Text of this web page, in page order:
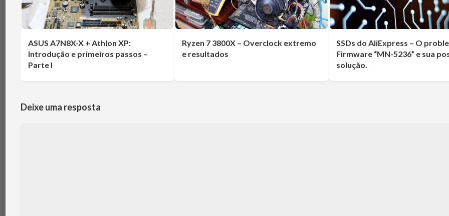
ASUS A7N8X-X + Athlon XP:
Introdução e primeiros passos –
Parte I
Ryzen 7 3800X – Overclock extremo
e resultados
SSDs do AliExpress – O
Firmware “MN-5236” e sua
solução.
Deixe uma resposta